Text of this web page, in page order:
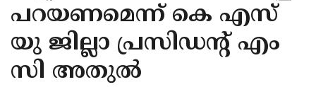
പറയണമെന്ന് കെ എസ്
യു ജില്ലാ പ്രസിഡന്റ്‌ എം
സി അതുൽ